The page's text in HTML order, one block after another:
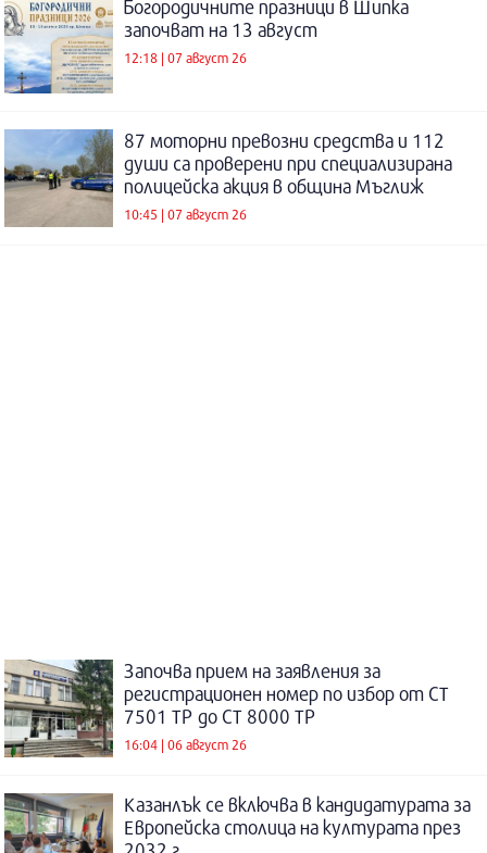
Богородичните празници в Шипка
започват на 13 август
12:18 | 07 август 26
87 моторни превозни средства и 112
души са проверени при специализирана
полицейска акция в община Мъглиж
10:45 | 07 август 26
Започва прием на заявления за
регистрационен номер по избор от СТ
7501 ТР до СТ 8000 ТР
16:04 | 06 август 26
Казанлък се включва в кандидатурата за
Европейска столица на културата през